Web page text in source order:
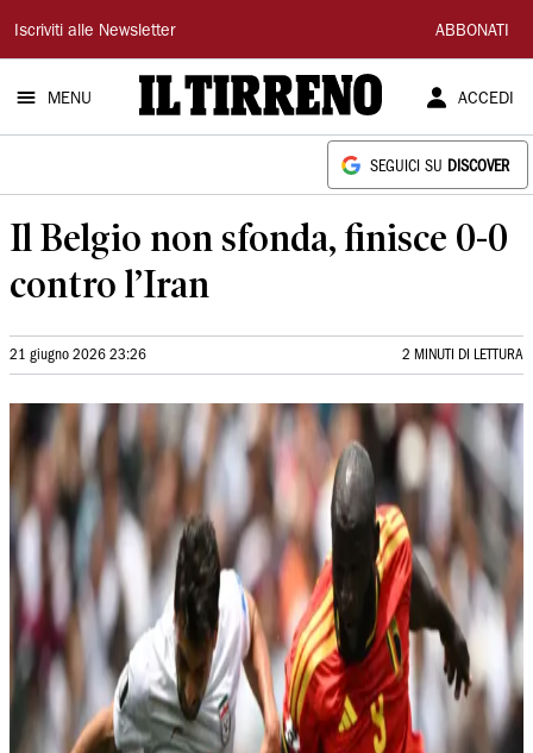
Il
Tirreno
Iscriviti alle Newsletter ABBONATI
MENU ACCEDI
SEGUICI SU DISCOVER
Il Belgio non sfonda, finisce 0-0
contro l’Iran
21 giugno 2026 23:26 2 MINUTI DI LETTURA